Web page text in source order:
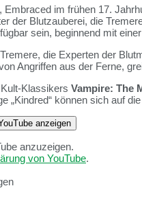
Embraced im frühen 17.
der Blutzauberei, die
sein, beginnend mit
die Experten der
Angriffen aus der Ferne,
Klassikers Vampire: The
„Kindred“ können sich auf
anzeigen
anzuzeigen.
von YouTube.